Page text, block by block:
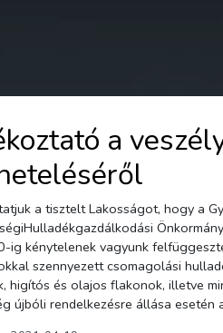
a
a tisztelt Lakosságot, hogy a
ig kénytelenek vagyunk
szennyezett csomagolási
higítós és olajos flakonok, illetve
újbóli rendelkezésre állása esetén